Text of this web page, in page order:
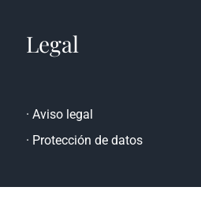
Legal
· Aviso legal
· Protección de datos